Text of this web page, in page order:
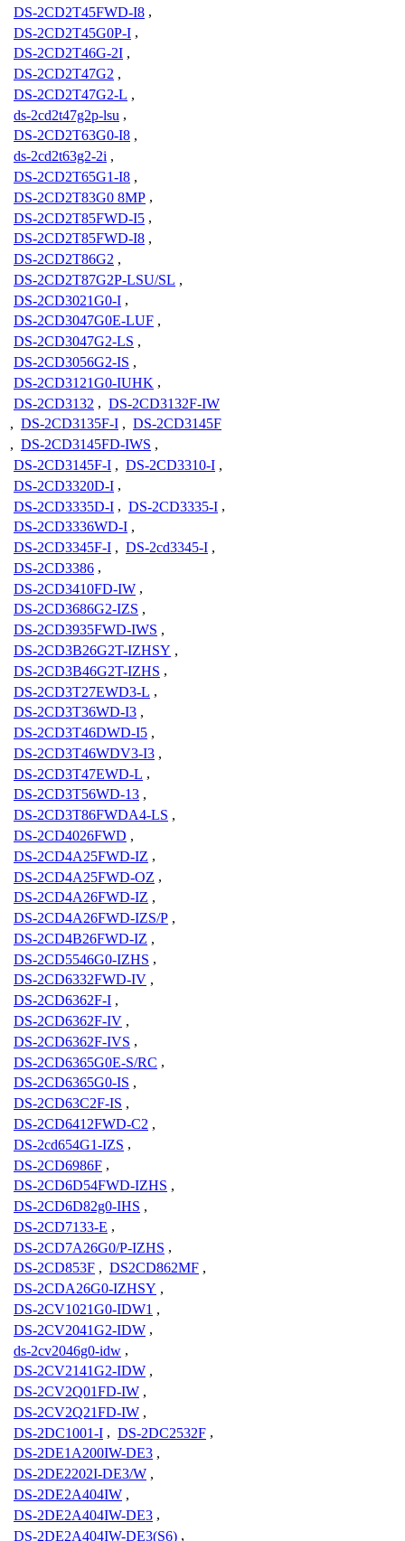
DS-2CD2T45FWD-I8 ,
DS-2CD2T45G0P-I ,
DS-2CD2T46G-2I ,
DS-2CD2T47G2 ,
DS-2CD2T47G2-L ,
ds-2cd2t47g2p-lsu ,
DS-2CD2T63G0-I8 ,
ds-2cd2t63g2-2i ,
DS-2CD2T65G1-I8 ,
DS-2CD2T83G0 8MP ,
DS-2CD2T85FWD-I5 ,
DS-2CD2T85FWD-I8 ,
DS-2CD2T86G2 ,
DS-2CD2T87G2P-LSU/SL ,
DS-2CD3021G0-I ,
DS-2CD3047G0E-LUF ,
DS-2CD3047G2-LS ,
DS-2CD3056G2-IS ,
DS-2CD3121G0-IUHK ,
DS-2CD3132 , DS-2CD3132F-IW
, DS-2CD3135F-I , DS-2CD3145F
, DS-2CD3145FD-IWS ,
DS-2CD3145F-I , DS-2CD3310-I ,
DS-2CD3320D-I ,
DS-2CD3335D-I , DS-2CD3335-I ,
DS-2CD3336WD-I ,
DS-2CD3345F-I , DS-2cd3345-I ,
DS-2CD3386 ,
DS-2CD3410FD-IW ,
DS-2CD3686G2-IZS ,
DS-2CD3935FWD-IWS ,
DS-2CD3B26G2T-IZHSY ,
DS-2CD3B46G2T-IZHS ,
DS-2CD3T27EWD3-L ,
DS-2CD3T36WD-I3 ,
DS-2CD3T46DWD-I5 ,
DS-2CD3T46WDV3-I3 ,
DS-2CD3T47EWD-L ,
DS-2CD3T56WD-13 ,
DS-2CD3T86FWDA4-LS ,
DS-2CD4026FWD ,
DS-2CD4A25FWD-IZ ,
DS-2CD4A25FWD-OZ ,
DS-2CD4A26FWD-IZ ,
DS-2CD4A26FWD-IZS/P ,
DS-2CD4B26FWD-IZ ,
DS-2CD5546G0-IZHS ,
DS-2CD6332FWD-IV ,
DS-2CD6362F-I ,
DS-2CD6362F-IV ,
DS-2CD6362F-IVS ,
DS-2CD6365G0E-S/RC ,
DS-2CD6365G0-IS ,
DS-2CD63C2F-IS ,
DS-2CD6412FWD-C2 ,
DS-2cd654G1-IZS ,
DS-2CD6986F ,
DS-2CD6D54FWD-IZHS ,
DS-2CD6D82g0-IHS ,
DS-2CD7133-E ,
DS-2CD7A26G0/P-IZHS ,
DS-2CD853F , DS2CD862MF ,
DS-2CDA26G0-IZHSY ,
DS-2CV1021G0-IDW1 ,
DS-2CV2041G2-IDW ,
ds-2cv2046g0-idw ,
DS-2CV2141G2-IDW ,
DS-2CV2Q01FD-IW ,
DS-2CV2Q21FD-IW ,
DS-2DC1001-I , DS-2DC2532F ,
DS-2DE1A200IW-DE3 ,
DS-2DE2202I-DE3/W ,
DS-2DE2A404IW ,
DS-2DE2A404IW-DE3 ,
DS-2DE2A404IW-DE3(S6) ,